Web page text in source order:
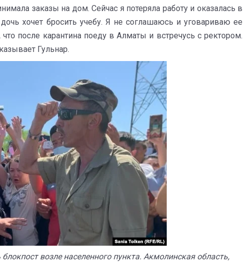
заказы на дом. Сейчас я потеряла работу и оказалась в
хочет бросить учебу. Я не соглашаюсь и уговариваю ее
что после карантина поеду в Алматы и встречусь с ректором.
Гульнар.
возле населенного пункта. Акмолинская область,